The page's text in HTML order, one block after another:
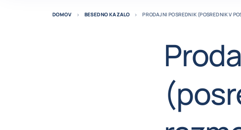
DOMOV BESEDNO KAZALO PRODAJNI POSREDNIK (POSREDNIK V